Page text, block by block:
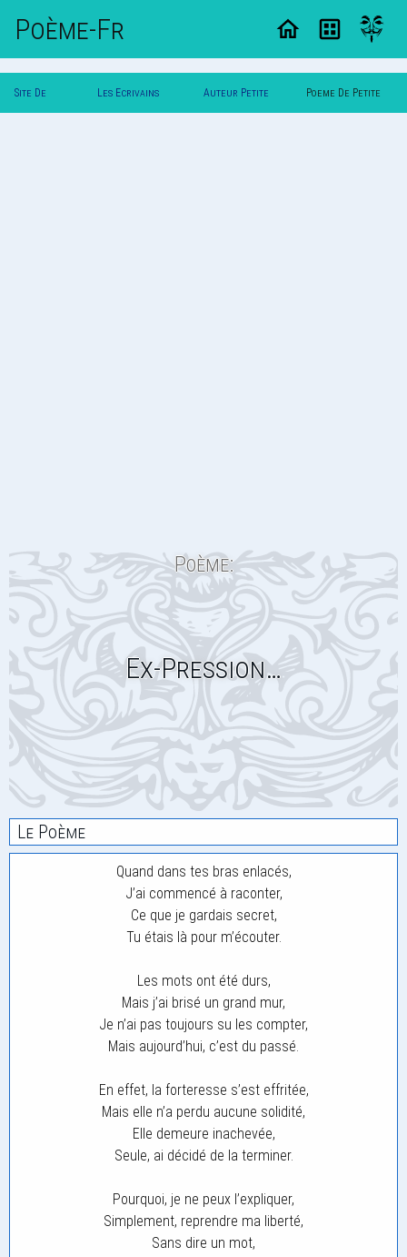
Poème-Fr
Site De Les Ecrivains Auteur Petite Poeme De Petite
Poème:
Ex-Pression…
Le Poème
Quand dans tes bras enlacés,
J’ai commencé à raconter,
Ce que je gardais secret,
Tu étais là pour m’écouter.
Les mots ont été durs,
Mais j’ai brisé un grand mur,
Je n’ai pas toujours su les compter,
Mais aujourd’hui, c’est du passé.
En effet, la forteresse s’est effritée,
Mais elle n’a perdu aucune solidité,
Elle demeure inachevée,
Seule, ai décidé de la terminer.
Pourquoi, je ne peux l’expliquer,
Simplement, reprendre ma liberté,
Sans dire un mot,